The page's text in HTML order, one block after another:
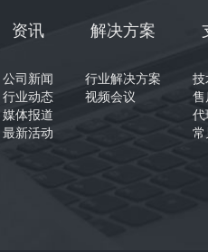
资讯
公司新闻
行业动态
媒体报道
最新活动
解决方案
行业解决方案
视频会议
技
售
代
常